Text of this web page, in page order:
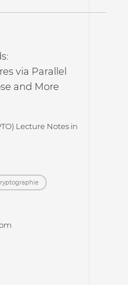
via Parallel
and More
Lecture Notes in